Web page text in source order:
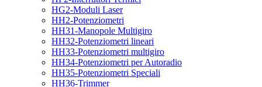
HG2-Moduli Laser
HH2-Potenziometri
HH31-Manopole Multigiro
HH32-Potenziometri lineari
HH33-Potenziometri multigiro
HH34-Potenziometri per Autoradio
HH35-Potenziometri Speciali
HH36-Trimmer